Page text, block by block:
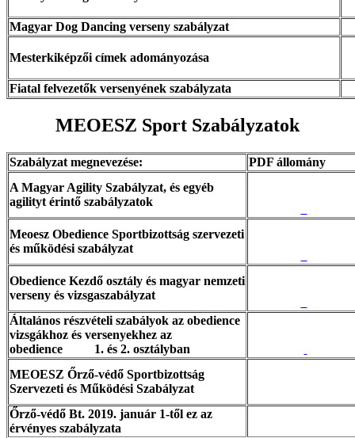
Magyar Dog Dancing verseny szabályzat
Mesterkiképzői címek adományozása
Fiatal felvezetők versenyének szabályzata
MEOESZ Sport Szabályzatok
Szabályzat megnevezése:
PDF állomány
A Magyar Agility Szabályzat, és egyéb
agilityt érintő szabályzatok
Meoesz Obedience Sportbizottság szervezeti
és működési szabályzat
Obedience Kezdő osztály és magyar nemzeti
verseny és vizsgaszabályzat
Általános részvételi szabályok az obedience
vizsgákhoz és versenyekhez az
obedience 1. és 2. osztályban
MEOESZ Őrző-védő Sportbizottság
Szervezeti és Működési Szabályzat
Őrző-védő Bt. 2019. január 1-től ez az
érvényes szabályzata